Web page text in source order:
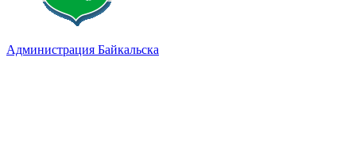
Администрация Байкальска